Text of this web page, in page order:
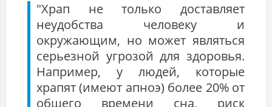
"Храп не только доставляет
неудобства человеку и
окружающим, но может являться
серьезной угрозой для здоровья.
Например, у людей, которые
храпят (имеют апноэ) более 20% от
общего времени сна, риск